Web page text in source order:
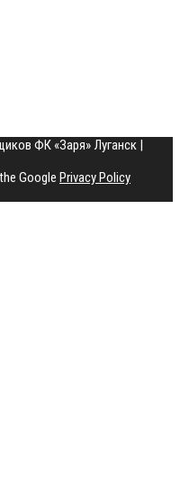
ФК «Заря» Луганск |
Google Privacy Policy